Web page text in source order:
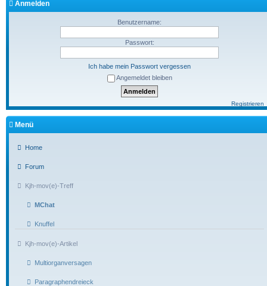
Anmelden
Benutzername:
Passwort:
Ich habe mein Passwort vergessen
Angemeldet bleiben
Registrieren
Menü
Home
Forum
Kjh-mov(e)-Treff
MChat
Knuffel
Kjh-mov(e)-Artikel
Multiorganversagen
Paragraphendreieck